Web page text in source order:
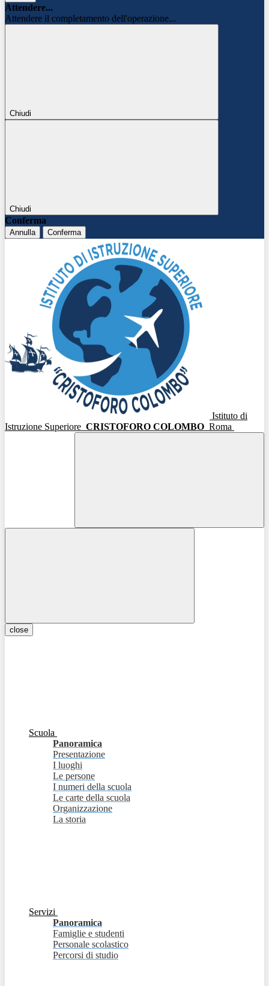
Attendere...
Attendere il completamento dell'operazione...
Chiudi
Chiudi
Conferma
Annulla Conferma
Istituto di
Istruzione Superiore CRISTOFORO COLOMBO Roma
close
Scuola
Panoramica
Presentazione
I luoghi
Le persone
I numeri della scuola
Le carte della scuola
Organizzazione
La storia
Servizi
Panoramica
Famiglie e studenti
Personale scolastico
Percorsi di studio